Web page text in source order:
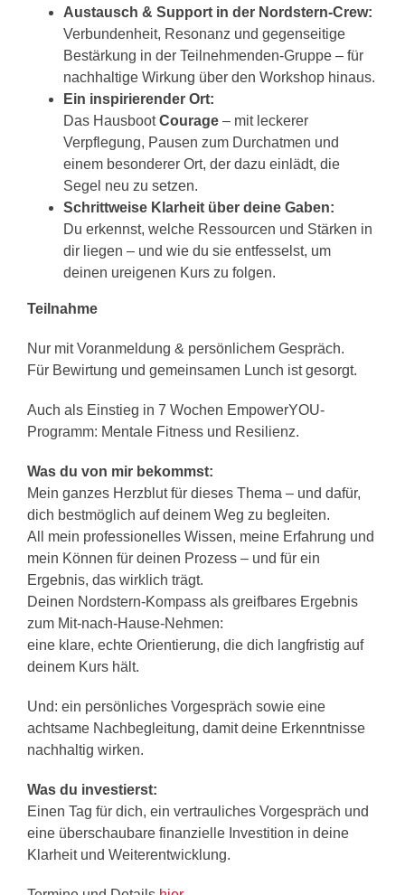
Austausch & Support in der Nordstern-Crew:
Verbundenheit, Resonanz und gegenseitige
Bestärkung in der Teilnehmenden-Gruppe – für
nachhaltige Wirkung über den Workshop hinaus.
Ein inspirierender Ort:
Das HausbootCourage– mit leckerer
Verpflegung, Pausen zum Durchatmen und
einem besonderer Ort, der dazu einlädt, die
Segel neu zu setzen.
Schrittweise Klarheit über deine Gaben:
Du erkennst, welche Ressourcen und Stärken in
dir liegen – und wie du sie entfesselst, um
deinen ureigenen Kurs zu folgen.
Teilnahme
Nur mit Voranmeldung & persönlichem Gespräch.
Für Bewirtung und gemeinsamen Lunch ist gesorgt.
Auch als Einstieg in 7 Wochen EmpowerYOU-
Programm: Mentale Fitness und Resilienz.
Was du von mir bekommst:
Mein ganzes Herzblut für dieses Thema – und dafür,
dich bestmöglich auf deinem Weg zu begleiten.
All mein professionelles Wissen, meine Erfahrung und
mein Können für deinen Prozess – und für ein
Ergebnis, das wirklich trägt.
Deinen Nordstern-Kompass als greifbares Ergebnis
zum Mit-nach-Hause-Nehmen:
eine klare, echte Orientierung, die dich langfristig auf
deinem Kurs hält.
Und: ein persönliches Vorgespräch sowie eine
achtsame Nachbegleitung, damit deine Erkenntnisse
nachhaltig wirken.
Was du investierst:
Einen Tag für dich, ein vertrauliches Vorgespräch und
eine überschaubare finanzielle Investition in deine
Klarheit und Weiterentwicklung.